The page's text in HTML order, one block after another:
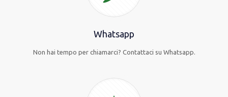
Whatsapp
Non hai tempo per chiamarci? Contattaci su Whatsapp.